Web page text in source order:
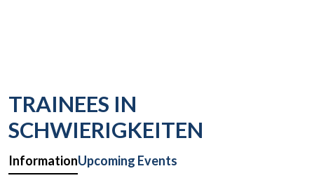
TRAINEES IN
SCHWIERIGKEITEN
InformationUpcoming Events